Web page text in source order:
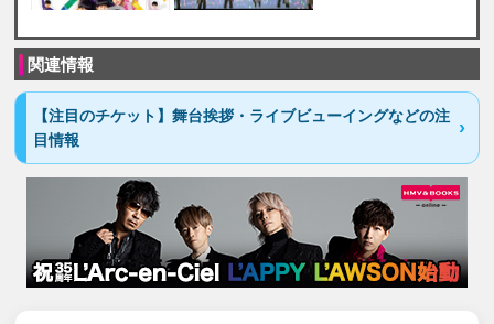
関連情報
【注目のチケット】舞台挨拶・ライブビューイングなどの注
目情報